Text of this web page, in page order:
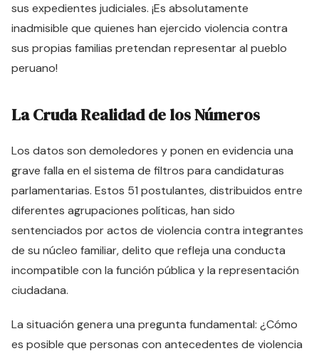
sus expedientes judiciales. ¡Es absolutamente
inadmisible que quienes han ejercido violencia contra
sus propias familias pretendan representar al pueblo
peruano!
La Cruda Realidad de los Números
Los datos son demoledores y ponen en evidencia una
grave falla en el sistema de filtros para candidaturas
parlamentarias. Estos 51 postulantes, distribuidos entre
diferentes agrupaciones políticas, han sido
sentenciados por actos de violencia contra integrantes
de su núcleo familiar, delito que refleja una conducta
incompatible con la función pública y la representación
ciudadana.
La situación genera una pregunta fundamental: ¿Cómo
es posible que personas con antecedentes de violencia